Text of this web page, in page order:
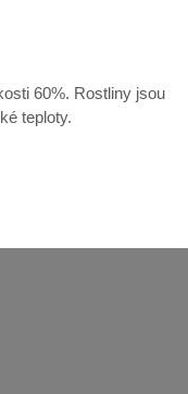
60%. Rostliny jsou
teploty.